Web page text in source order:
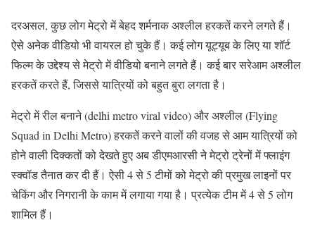
दरअसल, कुछ लोग मेट्रो में बेहद शर्मनाक अश्लील हरकतें करने लगते हैं।
ऐसे अनेक वीडियो भी वायरल हो चुके हैं। कई लोग यूट्यूब के लिए या शॉर्ट
फिल्म के उद्देश्य से मेट्रो में वीडियो बनाने लगते हैं। कई बार सरेआम अश्लील
हरकतें करते हैं, जिससे यात्रियों को बहुत बुरा लगता है।
मेट्रो में रील बनाने (delhi metro viral video) और अश्लील (Flying
Squad in Delhi Metro) हरकतें करने वालों की वजह से आम यात्रियों को
होने वाली दिक्कतों को देखते हुए अब डीएमआरसी ने मेट्रो ट्रेनों में फ्लाइंग
स्क्वॉड तैनात कर दी हैं। ऐसी 4 से 5 टीमों को मेट्रो की प्रमुख लाइनों पर
चेकिंग और निगरानी के काम में लगाया गया है। प्रत्येक टीम में 4 से 5 लोग
शामिल हैं।